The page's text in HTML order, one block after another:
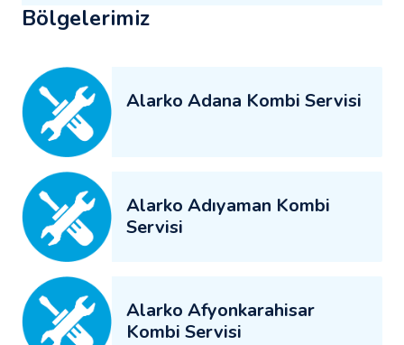
Bölgelerimiz
Alarko Adana Kombi Servisi
Alarko Adıyaman Kombi
Servisi
Alarko Afyonkarahisar
Kombi Servisi